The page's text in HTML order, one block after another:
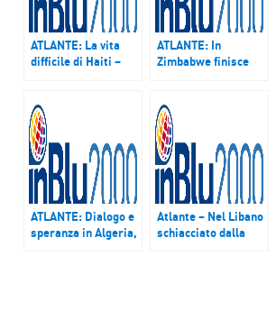
ATLANTE: La vita
difficile di Haiti –
ATLANTE: In
Zimbabwe finisce
novembre 2017
ATLANTE: Dialogo e
speranza in Algeria,
Atlante – Nel Libano
schiacciato dalla